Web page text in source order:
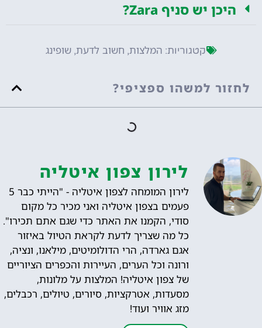
היכן יש סניף Zara?
קטגוריות: המלצות, חשוב לדעת,שופינג
לחזור למשהו ספציפי?
לירון צפון איטליה
לירון המומחה לצפון איטליה - "הייתי כבר 5
פעמים בצפון איטליה ואני מכיר כל מקום
סודי, הקמנו את האתר כדי שגם אתם תכירו".
כל מה שצריך לדעת לקראת הטיול באיזור
אגם גארדה, הרי הדולומיטים, מילאנו, ונציה,
ורונה וכל הערים, העיירות והכפרים הציוריים
של צפון איטליה! המלצות על מלונות,
מסעדות, אטרקציות, סיורים, טיולים, רכבלים,
מזג אוויר ועוד!